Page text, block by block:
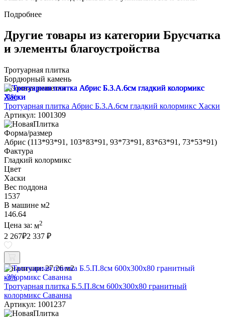
Подробнее
Другие товары из категории Брусчатка
и элементы благоустройства
Тротуарная плитка
Бордюрный камень
Газонная решетка
-3%
Тротуарная плитка Абрис Б.3.А.6см гладкий колормикс Хаски
Артикул: 1001309
Форма/размер
Абрис (113*93*91, 103*83*91, 93*73*91, 83*63*91, 73*53*91)
Фактура
Гладкий колормикс
Цвет
Хаски
Вес поддона
1537
В машине м2
146.64
Цена за: м2
2 267₽2 337 ₽
В наличии: 27.26 м2
-3%
Тротуарная плитка Б.5.П.8см 600х300х80 гранитный
колормикс Саванна
Артикул: 1001237